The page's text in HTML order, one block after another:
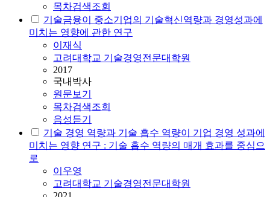
목차검색조회
기술금융이 중소기업의 기술혁신역량과 경영성과에
미치는 영향에 관한 연구
이재식
고려대학교 기술경영전문대학원
2017
국내박사
원문보기
목차검색조회
음성듣기
기술 경영 역량과 기술 흡수 역량이 기업 경영 성과에
미치는 영향 연구 : 기술 흡수 역량의 매개 효과를 중심으
로
이우영
고려대학교 기술경영전문대학원